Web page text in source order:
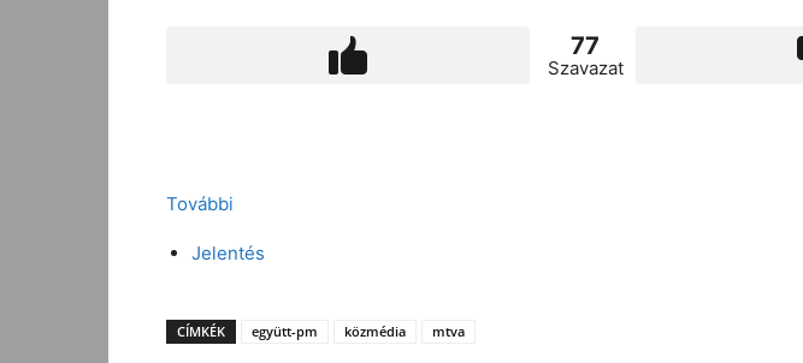
77
Szavazat
További
Jelentés
CÍMKÉK együtt-pm közmédia mtva